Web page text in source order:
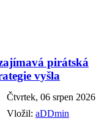
pirátská
vyšla
Čtvrtek, 06 srpen 2026
Vložil: aDDmin